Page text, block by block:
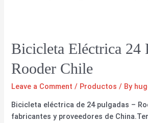
Bicicleta Eléctrica 24
Rooder Chile
Leave a Comment / Productos / By
Bicicleta eléctrica de 24 pulgadas –
fabricantes y proveedores de